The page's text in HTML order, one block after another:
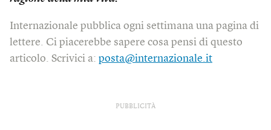
Internazionale pubblica ogni settimana una pagina di
lettere. Ci piacerebbe sapere cosa pensi di questo
articolo. Scrivici a: posta@internazionale.it
PUBBLICITÀ